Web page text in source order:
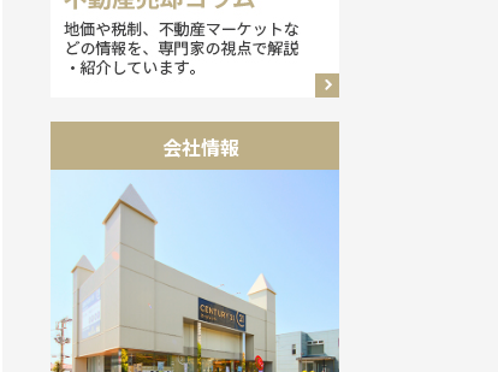
会社情報